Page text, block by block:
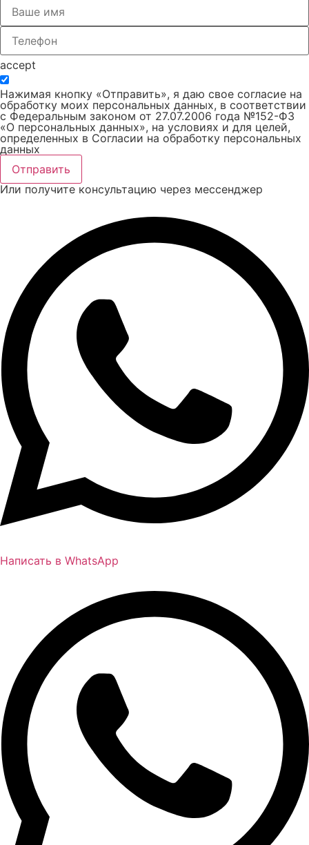
accept
Нажимая кнопку «Отправить», я даю свое согласие на
обработку моих персональных данных, в соответствии
с Федеральным законом от 27.07.2006 года №152-ФЗ
«О персональных данных», на условиях и для целей,
определенных в Согласии на обработку персональных
данных
Отправить
Или получите консультацию через мессенджер
Написать в WhatsApp